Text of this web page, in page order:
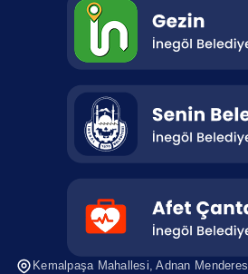
Kemalpaşa Mahallesi, Adnan Menderes